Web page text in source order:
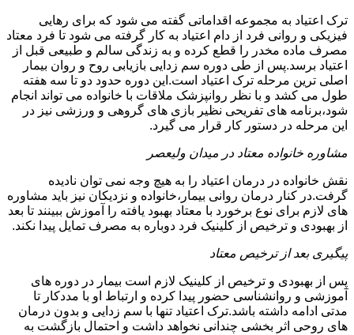
ترک اعتیاد به مجموعه اقداماتی گفته می شود که برای رهایی
فیزیکی و روانی فرد از دام اعتیاد به کار گرفته می شود تا فرد معتاد
مصرف ماده مخدر را قطع کرده و به زندگی سالم و طبیعی قبل از
اعتیاد برسد.پس از طی دوره سم زدایی بازیابی روح و روان بیمار
اصلی ترین مرحله ترک اعتیاد است.این دوره حدود دو تا سه هفته
طول می کشد و با نظر روانپزشک ملاقات با خانواده می تواند انجام
شود،برنامه های تفریحی نظیر بازی های گروهی و ورزشی نیز در
این مرحله در دستور کار قرار می گیرد.
مشاوره خانواده معتاد در میدان ولیعصر
نقش خانواده در درمان اعتیاد را به هیچ وجه نمی توان نادیده
گرفت.در کنار درمان روانی بیمار،خانواده و نزدیکان نیز باید مشاوره
های لازم برای نوع برخورد با معتاد بهبود یافته را آموزش ببینند تا بعد
از بهبودی و ترخیص از کلینیک فرد دوباره به مصرف تمایل پیدا نکند.
پیگیری بعد از ترخیص معتاد
پس از بهبودی و ترخیص از کلینیک لازم است بیمار در دوره های
آموزشی و روانشناسی حضور پیدا کرده و ارتباط او با مددکار تا
مدتی ادامه داشته باشد.ترک اعتیاد تنها با سم زدایی و بدون درمان
های روحی اثر بخشی چندانی نخواهد داشت و احتمال بازگشت به